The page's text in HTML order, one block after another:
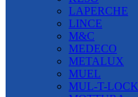
LAPERCHE
LINCE
M&C
MEDECO
METALUX
MUEL
MUL-T-LOCK